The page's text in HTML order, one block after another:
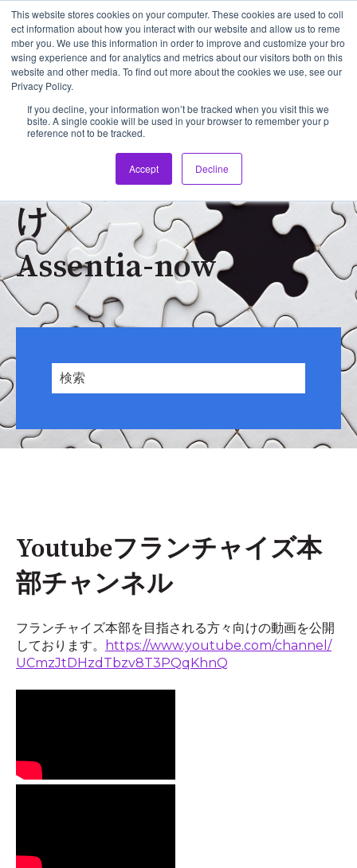
This website stores cookies on your computer. These cookies are used to coll
ect information about how you interact with our website and allow us to reme
mber you. We use this information in order to improve and customize your bro
wsing experience and for analytics and metrics about our visitors both on this
website and other media. To find out more about the cookies we use, see our
Privacy Policy.
If you decline, your information won’t be tracked when you visit this we
bsite. A single cookie will be used in your browser to remember your p
reference not to be tracked.
Accept Decline
メイ
フランチャイズ本部向
け
Assentia-now
Youtubeフランチャイズ本
部チャンネル
フランチャイズ本部を目指される方々向けの動画を公開
しております。
https://www.youtube.com/channel/
UCmzJtDHzdTbzv8T3PQqKhnQ